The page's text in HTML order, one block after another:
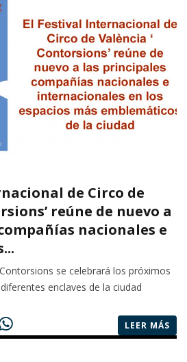
de Circo de
reúne de nuevo a
nacionales e
se celebrará los próximos
enclaves de la ciudad
LEER MÁS